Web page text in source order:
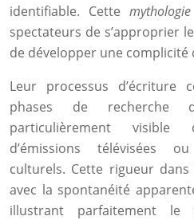
identifiable. Cette
spectateurs de s’approprier
de développer une complicité
Leur processus d’écriture
phases de recherche
particulièrement
d’émissions télévisées
culturels. Cette rigueur
avec la spontanéité
illustrant parfaitement le